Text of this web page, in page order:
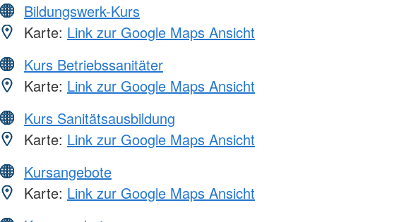
Bildungswerk-Kurs
Karte: Link zur Google Maps Ansicht
Kurs Betriebssanitäter
Karte: Link zur Google Maps Ansicht
Kurs Sanitätsausbildung
Karte: Link zur Google Maps Ansicht
Kursangebote
Karte: Link zur Google Maps Ansicht